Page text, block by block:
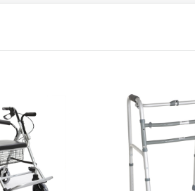
و اغلب نیز تنها زندگی می کنند.
و استقامت آنها را محدود می کند.
در آسایشگاه ها و خانه های سالمندان
آن زمان، واکر یا رولاتور می تواند